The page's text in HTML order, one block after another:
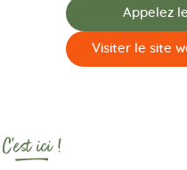
Appelez
Visiter le site
C'est ici !